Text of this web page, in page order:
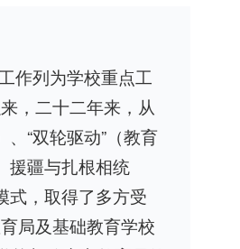
作列为学校重点工
，二十二年来，从
“双轮驱动”（教育
援疆与扎根相统
式，取得了多方受
局及基础教育学校